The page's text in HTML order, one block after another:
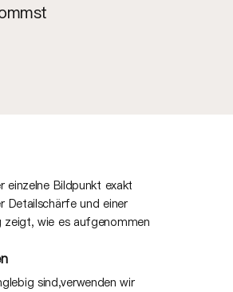
einzelne Bildpunkt exakt
Detailschärfe und einer
wie es aufgenommen
sind,verwenden wir